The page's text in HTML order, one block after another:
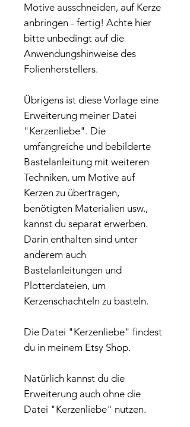
Motive ausschneiden, auf Kerze
anbringen - fertig! Achte hier
bitte unbedingt auf die
Anwendungshinweise des
Folienherstellers.
Übrigens ist diese Vorlage eine
Erweiterung meiner Datei
"Kerzenliebe". Die
umfangreiche und bebilderte
Bastelanleitung mit weiteren
Techniken, um Motive auf
Kerzen zu übertragen,
benötigten Materialien usw.,
kannst du separat erwerben.
Darin enthalten sind unter
anderem auch
Bastelanleitungen und
Plotterdateien, um
Kerzenschachteln zu basteln.
Die Datei "Kerzenliebe" findest
du in meinem Etsy Shop.
Natürlich kannst du die
Erweiterung auch ohne die
Datei "Kerzenliebe" nutzen.